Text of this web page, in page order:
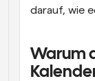
darauf, wie
Warum